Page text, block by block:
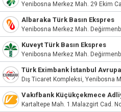
Albaraka Türk Basın Ekspres
Yenibosna Merkez Mah.
Kuveyt Türk Basın Ekspres
Türk Eximbank İstanbul Avrupa
Vakıfbank Küçükçekmece